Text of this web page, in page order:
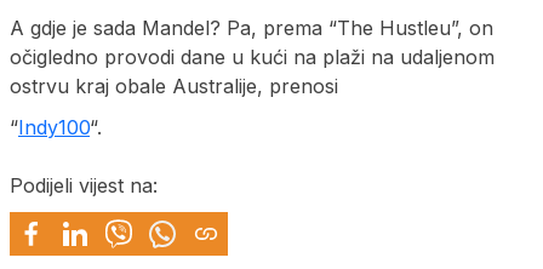
A gdje je sada Mandel? Pa, prema “The Hustleu”, on
očigledno provodi dane u kući na plaži na udaljenom
ostrvu kraj obale Australije, prenosi
“Indy100“.
Podijeli vijest na: